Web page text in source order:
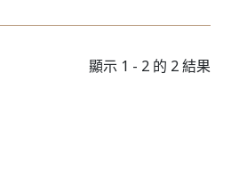
顯示 1 - 2 的 2 結果